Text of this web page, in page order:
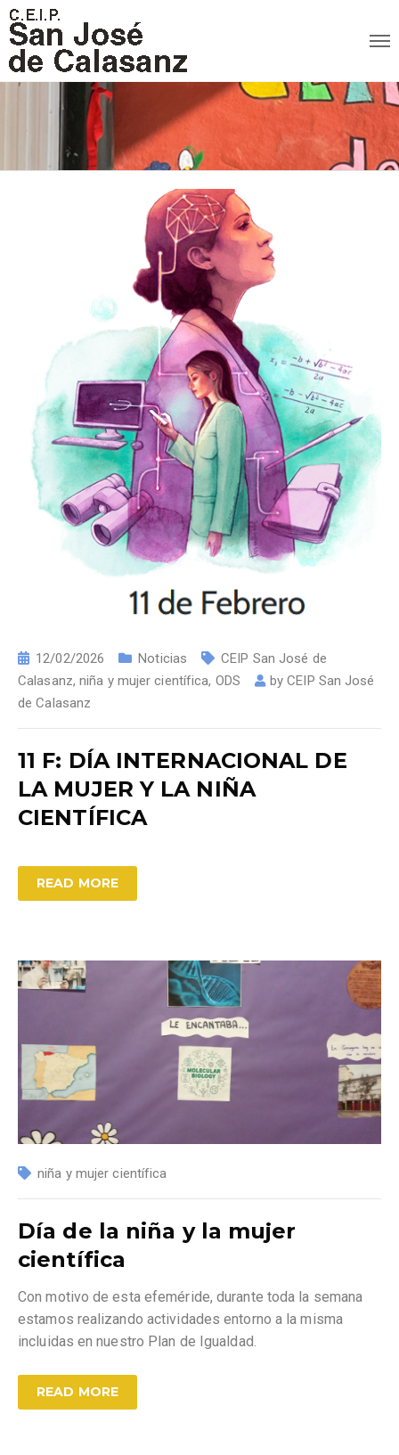
12/02/2026 Noticias
CEIP San José de
Calasanz,niña y mujer científica, ODS byCEIP San José
de Calasanz
11 F: DÍA INTERNACIONAL DE
LA MUJER Y LA NIÑA
CIENTÍFICA
READ MORE
niña y mujer científica
Día de la niña y la mujer
científica
Con motivo de esta efeméride, durante toda la semana
estamos realizando actividades entorno a la misma
incluidas en nuestro Plan de Igualdad.
READ MORE